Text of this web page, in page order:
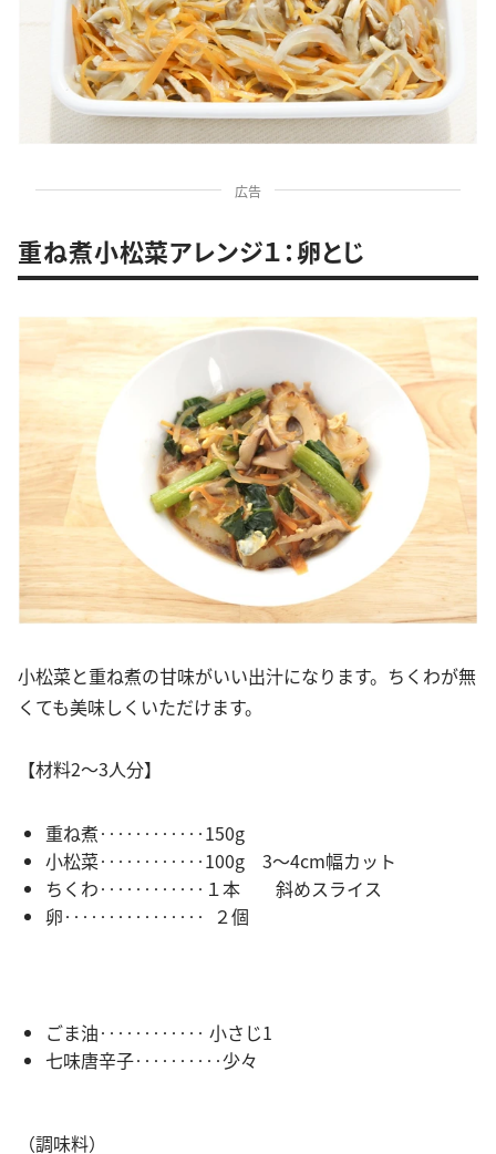
広告
重ね煮小松菜アレンジ１：卵とじ
小松菜と重ね煮の甘味がいい出汁になります。ちくわが無
くても美味しくいただけます。
【材料2～3人分】
重ね煮‥‥‥‥‥‥150g
小松菜‥‥‥‥‥‥100g 3～4cm幅カット
ちくわ‥‥‥‥‥‥１本 斜めスライス
卵‥‥‥‥‥‥‥‥ ２個
ごま油‥‥‥‥‥‥ 小さじ1
七味唐辛子‥‥‥‥‥少々
（調味料）